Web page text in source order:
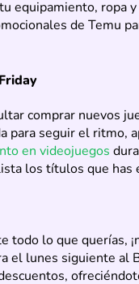
equipamiento, ropa y
de Temu
comprar nuevos
para seguir el ritmo,
en videojuegos
los títulos que has
todo lo que querías,
el lunes siguiente al